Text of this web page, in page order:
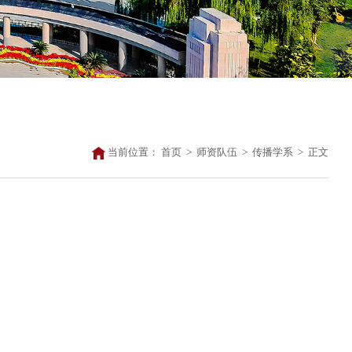
当前位置： 首页 > 师资队伍 > 传播学系 > 正文